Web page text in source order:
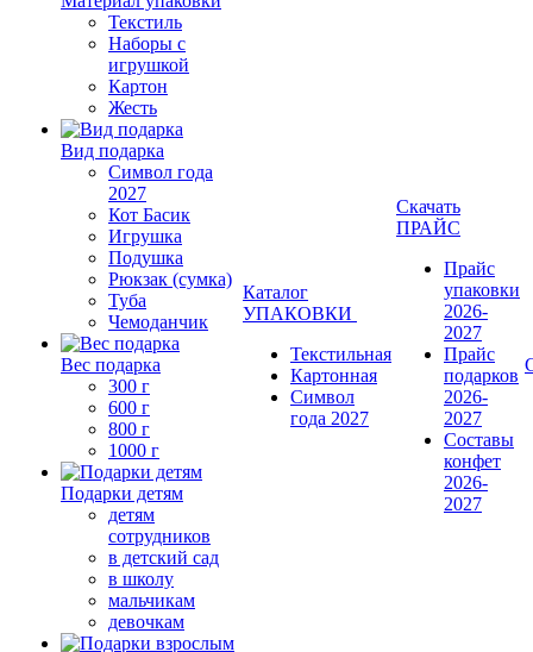
Текстиль
Наборы с
игрушкой
Картон
Жесть
Вид подарка
Символ года
2027
Кот Басик
Игрушка
Подушка
Рюкзак (сумка)
Туба
Чемоданчик
Вес подарка
300 г
600 г
800 г
1000 г
Подарки детям
детям
сотрудников
в детский сад
в школу
мальчикам
девочкам
Каталог
УПАКОВКИ
Текстильная
Картонная
Символ
года 2027
Скачать
ПРАЙС
Прайс
упаковки
2026-
2027
Прайс
подарков
2026-
2027
Составы
конфет
2026-
2027